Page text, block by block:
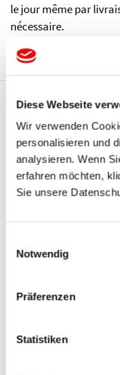
Diese Webseite
Wir verwenden
personalisieren und
analysieren. Wenn
erfahren möchten,
Sie unsere
Notwendig
Präferenzen
Statistiken
le jour même par
nécessaire.
Vous
intéressé